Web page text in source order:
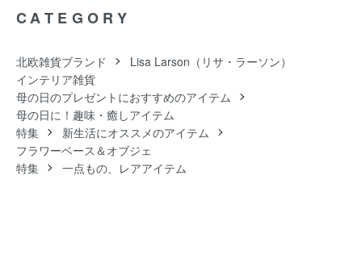
CATEGORY
北欧雑貨ブランド
Lisa Larson（リサ・ラーソン）
インテリア雑貨
母の日のプレゼントにおすすめのアイテム
母の日に！趣味・癒しアイテム
特集
新生活にオススメのアイテム
フラワーベース＆オブジェ
特集
一点もの、レアアイテム